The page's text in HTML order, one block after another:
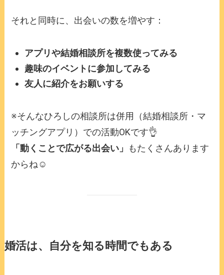
それと同時に、出会いの数を増やす：
アプリや結婚相談所を複数使ってみる
趣味のイベントに参加してみる
友人に紹介をお願いする
※そんなひろしの相談所は併用（結婚相談所・マ
ッチングアプリ）での活動OKです👌
「動くことで広がる出会い」
もたくさんあります
からね☺️
婚活は、自分を知る時間でもある